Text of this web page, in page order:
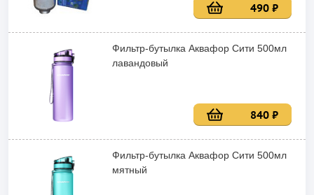
490 ₽
Фильтр-бутылка Аквафор Сити 500мл
лавандовый
840 ₽
Фильтр-бутылка Аквафор Сити 500мл
мятный